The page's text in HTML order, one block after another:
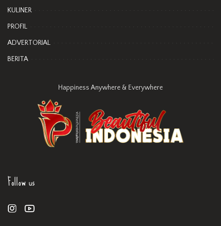
KULINER
PROFIL
ADVERTORIAL
BERITA
Happiness Anywhere & Everywhere
Follow us